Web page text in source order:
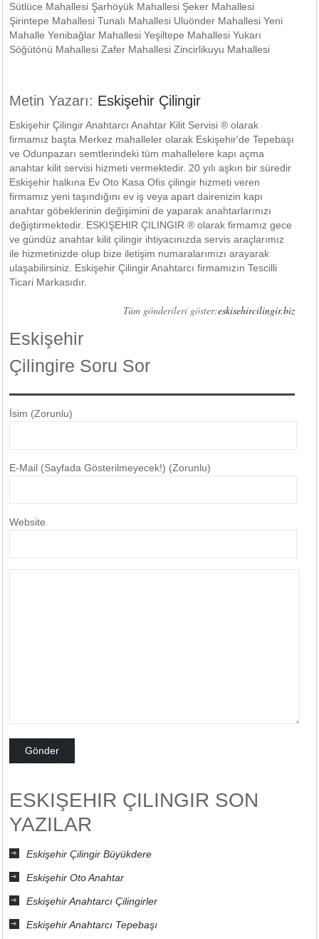
Sütlüce Mahallesi Şarhöyük Mahallesi Şeker Mahallesi
Şirintepe Mahallesi Tunalı Mahallesi Uluönder Mahallesi Yeni
Mahalle Yenibağlar Mahallesi Yeşiltepe Mahallesi Yukarı
Söğütönü Mahallesi Zafer Mahallesi Zincirlikuyu Mahallesi
Metin Yazarı: Eskişehir Çilingir
Eskişehir Çilingir Anahtarcı Anahtar Kilit Servisi ® olarak
firmamız başta Merkez mahalleler olarak Eskişehir'de Tepebaşı
ve Odunpazarı semtlerindeki tüm mahallelere kapı açma
anahtar kilit servisi hizmeti vermektedir. 20 yılı aşkın bir süredir
Eskişehir halkına Ev Oto Kasa Ofis çilingir hizmeti veren
firmamız yeni taşındığını ev iş veya apart dairenizin kapı
anahtar göbeklerinin değişimini de yaparak anahtarlarınızı
değiştirmektedir. ESKIŞEHIR ÇILINGIR ® olarak firmamız gece
ve gündüz anahtar kilit çilingir ihtiyacınızda servis araçlarımız
ile hizmetinizde olup bize iletişim numaralarımızı arayarak
ulaşabilirsiniz. Eskişehir Çilingir Anahtarcı firmamızın Tescilli
Ticari Markasıdır.
Tüm gönderileri göster:eskisehircilingir.biz
Eskişehir
Çilingire Soru Sor
İsim (Zorunlu)
E-Mail (Sayfada Gösterilmeyecek!) (Zorunlu)
Website
ESKIŞEHIR ÇILINGIR SON
YAZILAR
Eskişehir Çilingir Büyükdere
Eskişehir Oto Anahtar
Eskişehir Anahtarcı Çilingirler
Eskişehir Anahtarcı Tepebaşı